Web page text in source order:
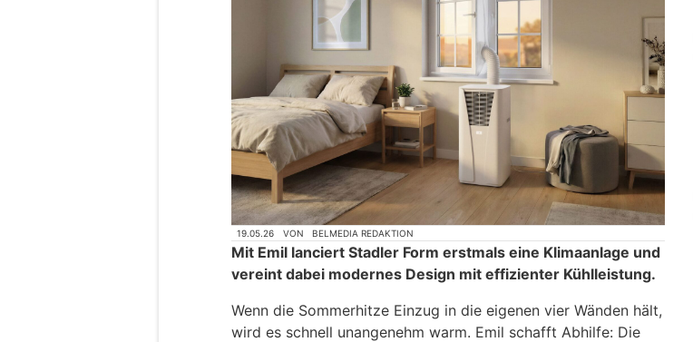
19.05.26 VON BELMEDIA REDAKTION
Mit Emil lanciert Stadler Form erstmals eine Klimaanlage und
vereint dabei modernes Design mit effizienter Kühlleistung.
Wenn die Sommerhitze Einzug in die eigenen vier Wänden hält,
wird es schnell unangenehm warm. Emil schafft Abhilfe: Die